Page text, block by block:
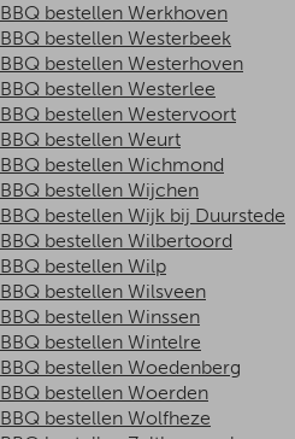
BBQ bestellen Werkhoven
BBQ bestellen Westerbeek
BBQ bestellen Westerhoven
BBQ bestellen Westerlee
BBQ bestellen Westervoort
BBQ bestellen Weurt
BBQ bestellen Wichmond
BBQ bestellen Wijchen
BBQ bestellen Wijk bij Duurstede
BBQ bestellen Wilbertoord
BBQ bestellen Wilp
BBQ bestellen Wilsveen
BBQ bestellen Winssen
BBQ bestellen Wintelre
BBQ bestellen Woedenberg
BBQ bestellen Woerden
BBQ bestellen Wolfheze